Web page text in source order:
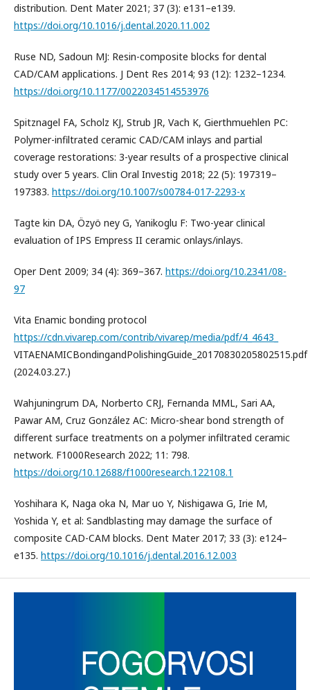
distribution. Dent Mater 2021; 37 (3): e131–e139.
https://doi.org/10.1016/j.dental.2020.11.002
Ruse ND, Sadoun MJ: Resin-composite blocks for dental
CAD/CAM applications. J Dent Res 2014; 93 (12): 1232–1234.
https://doi.org/10.1177/0022034514553976
Spitznagel FA, Scholz KJ, Strub JR, Vach K, Gierthmuehlen PC:
Polymer-infiltrated ceramic CAD/CAM inlays and partial
coverage restorations: 3-year results of a prospective clinical
study over 5 years. Clin Oral Investig 2018; 22 (5): 197319–
197383. https://doi.org/10.1007/s00784-017-2293-x
Tagte kin DA, Özyö ney G, Yanikoglu F: Two-year clinical
evaluation of IPS Empress II ceramic onlays/inlays.
Oper Dent 2009; 34 (4): 369–367. https://doi.org/10.2341/08-
97
Vita Enamic bonding protocol
https://cdn.vivarep.com/contrib/vivarep/media/pdf/4_4643_
VITAENAMICBondingandPolishingGuide_20170830205802515.pdf
(2024.03.27.)
Wahjuningrum DA, Norberto CRJ, Fernanda MML, Sari AA,
Pawar AM, Cruz González AC: Micro-shear bond strength of
different surface treatments on a polymer infiltrated ceramic
network. F1000Research 2022; 11: 798.
https://doi.org/10.12688/f1000research.122108.1
Yoshihara K, Naga oka N, Mar uo Y, Nishigawa G, Irie M,
Yoshida Y, et al: Sandblasting may damage the surface of
composite CAD-CAM blocks. Dent Mater 2017; 33 (3): e124–
e135. https://doi.org/10.1016/j.dental.2016.12.003